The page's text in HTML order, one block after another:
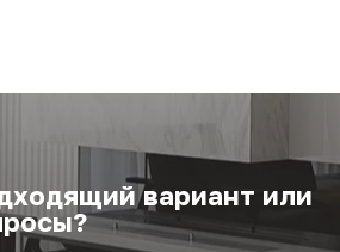
вариант или